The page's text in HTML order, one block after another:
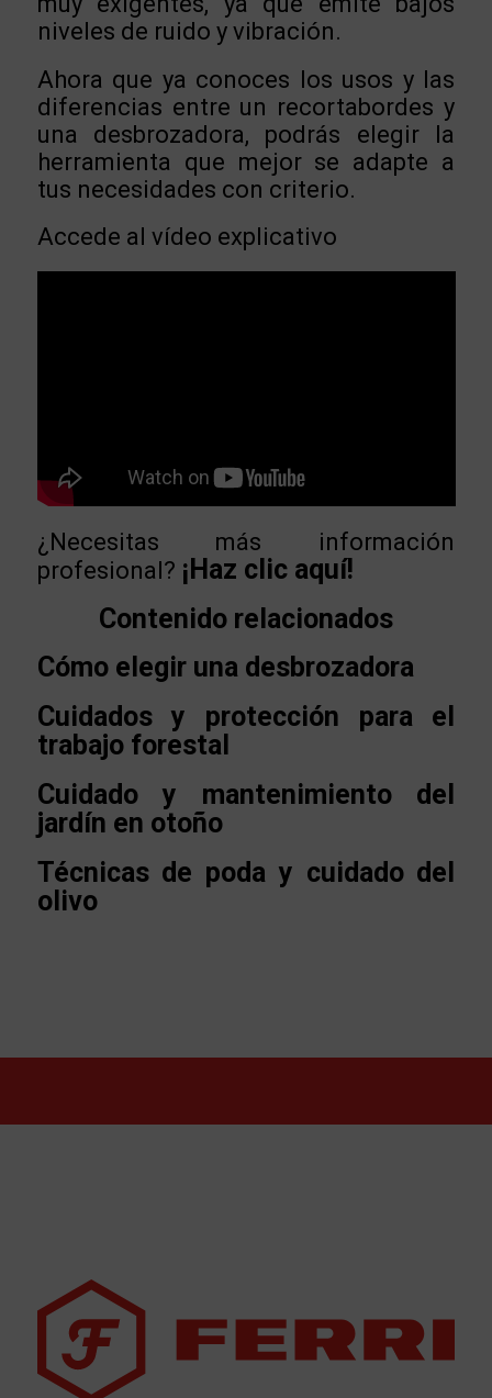
niveles de ruido y vibración.
Ahora que ya conoces los usos y las
diferencias entre un recortabordes y
una desbrozadora, podrás elegir la
herramienta que mejor se adapte a
tus necesidades con criterio.
Accede al vídeo explicativo
¿Necesitas más información
profesional? ¡Haz clic aquí!
Contenido relacionados
Cómo elegir una desbrozadora
Cuidados y protección para el
trabajo forestal
Cuidado y mantenimiento del
jardín en otoño
Técnicas de poda y cuidado del
olivo